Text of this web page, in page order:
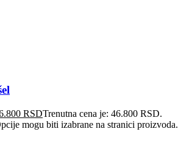
RSDTrenutna cena je: 46.800 RSD.
mogu biti izabrane na stranici proizvoda.